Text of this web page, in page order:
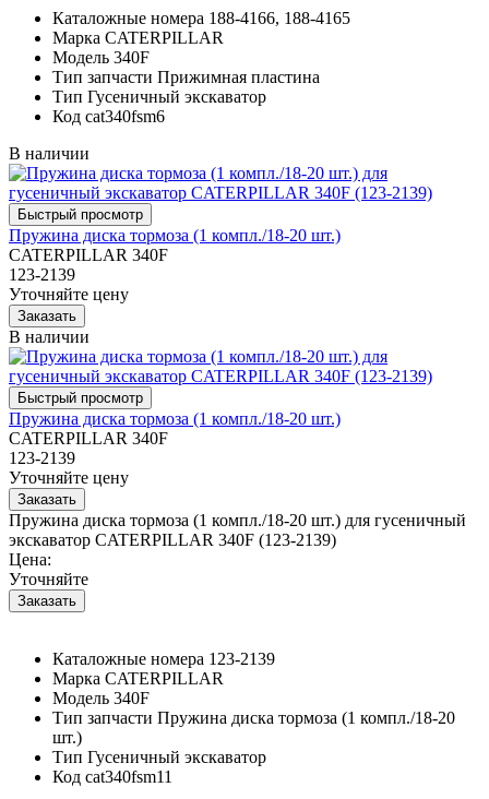
Каталожные номера 188-4166, 188-4165
Марка CATERPILLAR
Модель 340F
Тип запчасти Прижимная пластина
Тип Гусеничный экскаватор
Код cat340fsm6
В наличии
Пружина диска тормоза (1 компл./18-20 шт.)
CATERPILLAR 340F
123-2139
Уточняйте цену
В наличии
Пружина диска тормоза (1 компл./18-20 шт.)
CATERPILLAR 340F
123-2139
Уточняйте цену
Пружина диска тормоза (1 компл./18-20 шт.) для гусеничный
экскаватор CATERPILLAR 340F (123-2139)
Цена:
Уточняйте
Каталожные номера 123-2139
Марка CATERPILLAR
Модель 340F
Тип запчасти Пружина диска тормоза (1 компл./18-20
шт.)
Тип Гусеничный экскаватор
Код cat340fsm11